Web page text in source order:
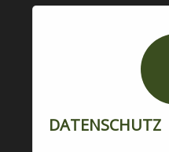
DATENSCHUTZ